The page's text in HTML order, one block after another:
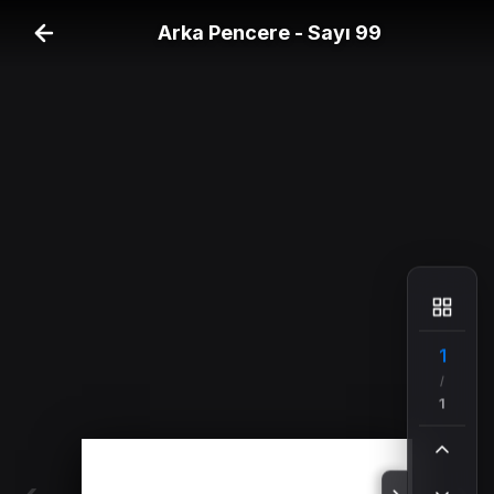
Arka Pencere - Sayı 99
1
/
1